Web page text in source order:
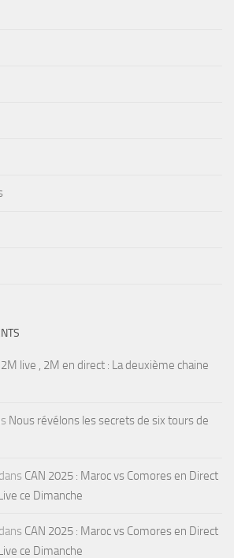
2M live , 2M en direct : La deuxième chaine
Nous révélons les secrets de six tours de
dans CAN 2025 : Maroc vs Comores en Direct
ce Dimanche
dans CAN 2025 : Maroc vs Comores en Direct
ce Dimanche